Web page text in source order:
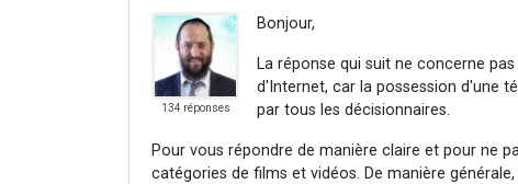
134 réponses
Bonjour,
La réponse qui suit ne concerne
d'Internet, car la possession d'une
par tous les décisionnaires.
Pour vous répondre de manière claire et pour ne
catégories de films et vidéos. De manière